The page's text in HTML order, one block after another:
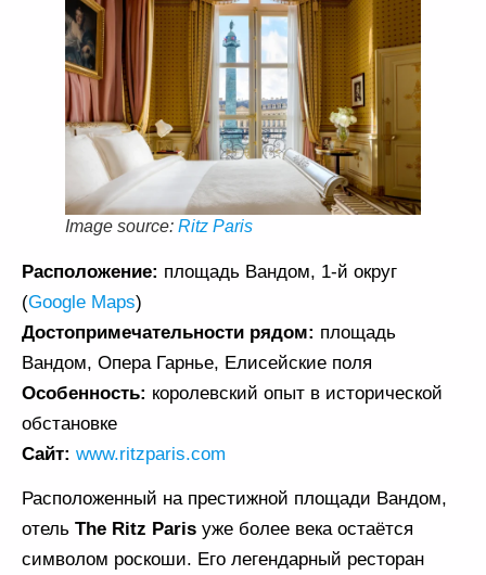
Image source: Ritz Paris
Расположение: площадь Вандом, 1-й округ
(Google Maps)
Достопримечательности рядом: площадь
Вандом, Опера Гарнье, Елисейские поля
Особенность: королевский опыт в исторической
обстановке
Сайт: www.ritzparis.com
Расположенный на престижной площади Вандом,
отель The Ritz Paris уже более века остаётся
символом роскоши. Его легендарный ресторан